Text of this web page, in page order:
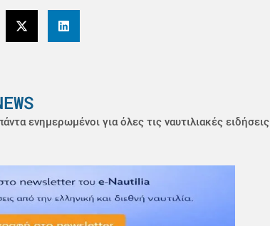
ενημερωμένοι για όλες τις ναυτιλιακές